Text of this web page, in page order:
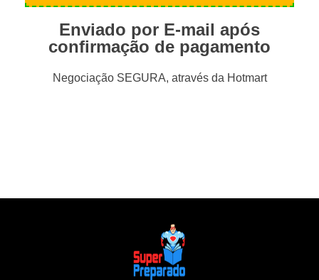
Enviado por E-mail após
confirmação de pagamento
Negociação SEGURA, através da Hotmart